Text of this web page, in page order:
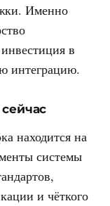
Именно
в
интеграцию.
находится на
системы
и чёткого